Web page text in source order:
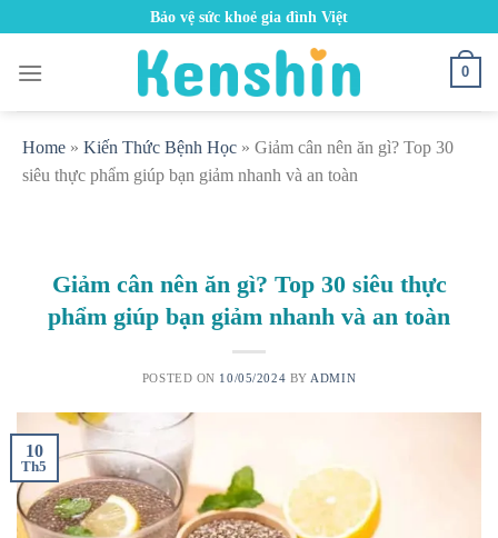
content
Bảo vệ sức khoẻ gia đình Việt
0
Home » Kiến Thức Bệnh Học » Giảm cân nên ăn gì? Top 30
siêu thực phẩm giúp bạn giảm nhanh và an toàn
Giảm cân nên ăn gì? Top 30 siêu thực
phẩm giúp bạn giảm nhanh và an toàn
POSTED ON 10/05/2024 BY ADMIN
10
Th5